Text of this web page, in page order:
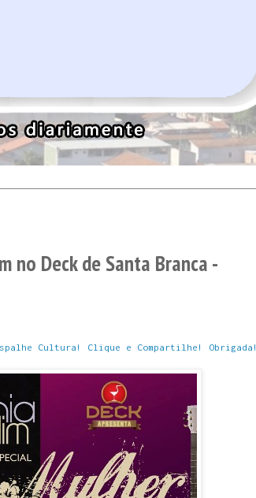
no Deck de Santa Branca -
Cultura! Clique e Compartilhe! Obrigada!